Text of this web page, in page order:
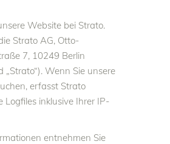
Website bei Strato.
Strato AG, Otto-
7, 10249 Berlin
„Strato“). Wenn Sie unsere
erfasst Strato
Logfiles inklusive Ihrer IP-
entnehmen Sie